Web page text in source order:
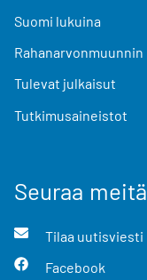
Suomi lukuina
Rahanarvonmuunnin
Tulevat julkaisut
Tutkimusaineistot
Seuraa meitä
Tilaa uutisviesti
Facebook